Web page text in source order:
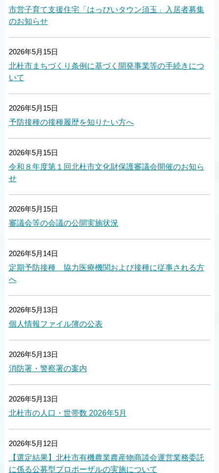
市営子育て支援住宅「はっぴいタウン須玉」入居者募集
のお知らせ
2026年5月15日
北杜市まちづくり条例に基づく開発事業等の手続きにつ
いて
2026年5月15日
予防接種の接種履歴を知りたい方へ
2026年5月15日
令和８年度第１回北杜市文化財保護審議会開催のお知ら
せ
2026年5月15日
審議会等の会議の公開実施状況
2026年5月14日
定期予防接種 協力医療機関および接種に従事される方
へ
2026年5月13日
個人情報ファイル簿の公表
2026年5月13日
消防署・警察署の案内
2026年5月13日
北杜市の人口・世帯数 2026年5月
2026年5月12日
【選定結果】北杜市有機農業農産物商談会運営業務委託
に係る公募型プロポーザルの実施について